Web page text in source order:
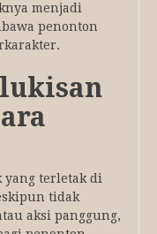
menjadi
penonton
yang terletak di
tidak
aksi panggung,